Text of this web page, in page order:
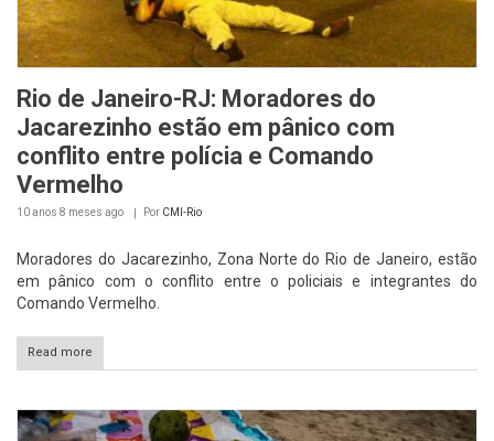
Rio de Janeiro-RJ: Moradores do
Jacarezinho estão em pânico com
conflito entre polícia e Comando
Vermelho
10 anos 8 meses ago Por CMI-Rio
Moradores do Jacarezinho, Zona Norte do Rio de Janeiro, estão
em pânico com o conflito entre o policiais e integrantes do
Comando Vermelho.
Read more